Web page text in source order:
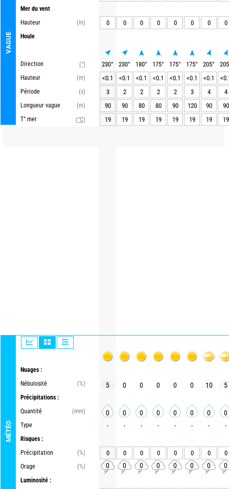
VAGUE
Mer du vent
Hauteur
(m)
Houle
Direction
(°)
Hauteur
(m)
Période
(s)
Longueur vague
(m)
T° mer
(°C)
MÉTÉO
Nuages :
Nébulosité
(%)
Précipitations :
Quantité
(mm)
Type
Risques :
Précipitation
(%)
Orage
(%)
Luminosité :
0 0 0 0 0 0 0 0
230° 230° 180° 175° 175° 175° 205°
205
<0.1
<0.1 <0.1 <0.1 <0.1 <0.1 <0.1
3
2 2 2 2 3 4
4
90
90 80 80 90 120 90
90
19
19 19 19 19 19 19 19
5 0 0 0 0 0 10 5
0 0 0 0 0 0 0 0
- - - - - - - -
0 0 0 0 0 0 0 0
0 0 0 0 0 0 0 0